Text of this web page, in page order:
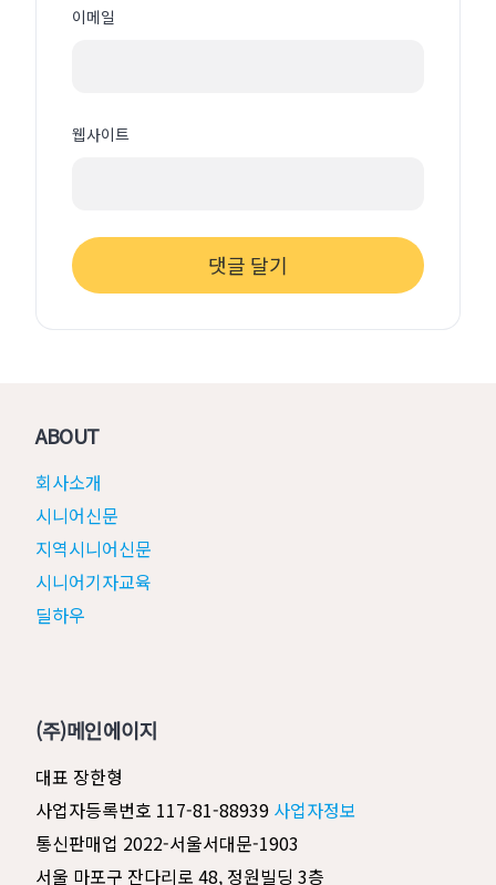
이메일
웹사이트
ABOUT
회사소개
시니어신문
지역시니어신문
시니어기자교육
딜하우
(주)메인에이지
대표 장한형
사업자등록번호 117-81-88939 사업자정보
통신판매업 2022-서울서대문-1903
서울 마포구 잔다리로 48, 정원빌딩 3층